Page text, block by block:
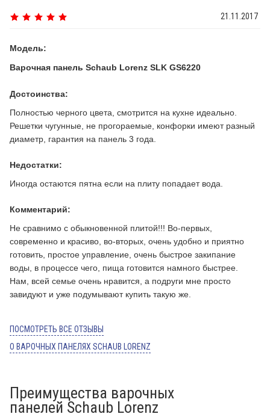
21.11.2017
Модель:
Варочная панель Schaub Lorenz SLK GS6220
Достоинства:
Полностью черного цвета, смотрится на кухне идеально.
Решетки чугунные, не прогораемые, конфорки имеют разный
диаметр, гарантия на панель 3 года.
Недостатки:
Иногда остаются пятна если на плиту попадает вода.
Комментарий:
Не сравнимо с обыкновенной плитой!!! Во-первых,
современно и красиво, во-вторых, очень удобно и приятно
готовить, простое управление, очень быстрое закипание
воды, в процессе чего, пища готовится намного быстрее.
Нам, всей семье очень нравится, а подруги мне просто
завидуют и уже подумывают купить такую же.
ПОСМОТРЕТЬ ВСЕ ОТЗЫВЫ
О ВАРОЧНЫХ ПАНЕЛЯХ SCHAUB LORENZ
Преимущества варочных
панелей Schaub Lorenz